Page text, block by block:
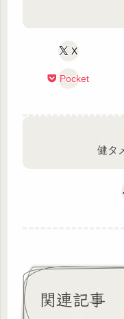
X
Pocket
健タ
関連記事